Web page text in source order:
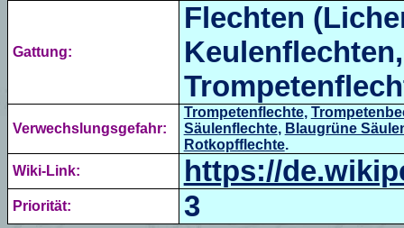
Gattung:
Flechten
Verwechslungsgefahr:
Trompetenflechte,
Säulenflechte, Blaugrüne
Rotkopfflechte.
Wiki-Link:
https://
Priorität: 3